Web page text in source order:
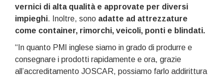
vernici di alta qualità e approvate per diversi
impieghi. Inoltre, sono adatte ad attrezzature
come container, rimorchi, veicoli, ponti e blindati.
“In quanto PMI inglese siamo in grado di produrre e
consegnare i prodotti rapidamente e ora, grazie
all’accreditamento JOSCAR, possiamo farlo addirittura